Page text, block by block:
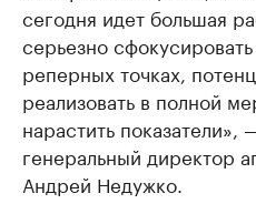
сегодня идет большая
серьезно
реперных точках,
реализовать в полной
нарастить
генеральный директор
Андрей Недужко.